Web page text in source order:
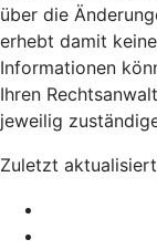
über die
erhebt damit
Informationen
Ihren
jeweilig
Zuletzt